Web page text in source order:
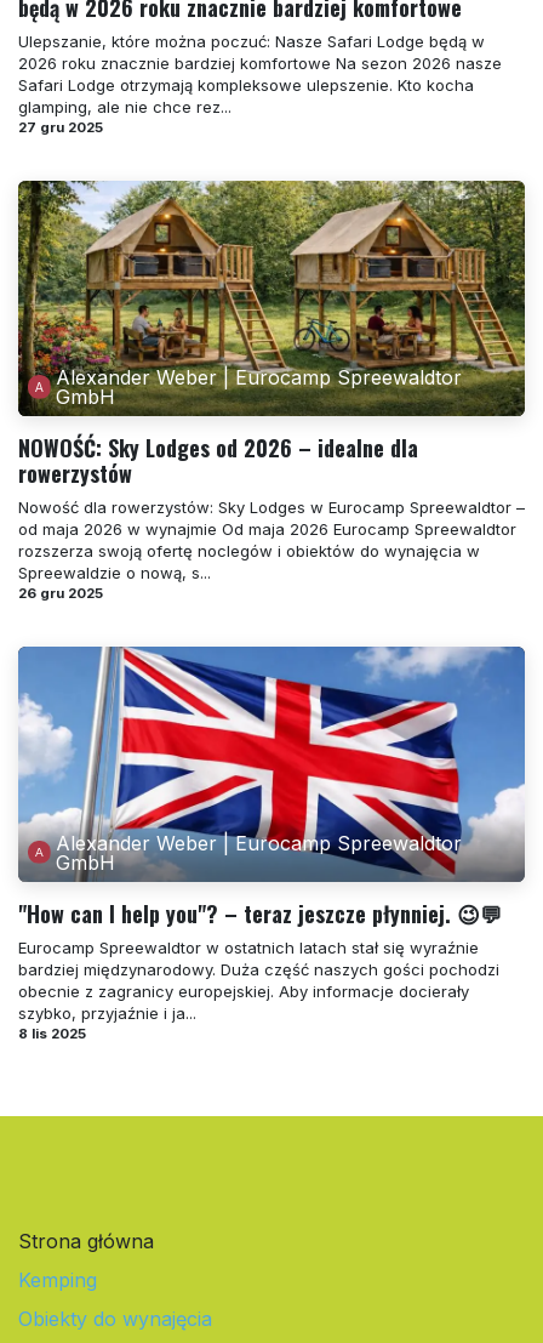
będą w 2026 roku znacznie bardziej komfortowe
Ulepszanie, które można poczuć: Nasze Safari Lodge będą w
2026 roku znacznie bardziej komfortowe Na sezon 2026 nasze
Safari Lodge otrzymają kompleksowe ulepszenie. Kto kocha
glamping, ale nie chce rez...
27 gru 2025
Alexander Weber | Eurocamp Spreewaldtor
GmbH
NOWOŚĆ: Sky Lodges od 2026 – idealne dla
rowerzystów
Nowość dla rowerzystów: Sky Lodges w Eurocamp Spreewaldtor –
od maja 2026 w wynajmie Od maja 2026 Eurocamp Spreewaldtor
rozszerza swoją ofertę noclegów i obiektów do wynajęcia w
Spreewaldzie o nową, s...
26 gru 2025
Alexander Weber | Eurocamp Spreewaldtor
GmbH
"How can I help you"? – teraz jeszcze płynniej. 😉💬
Eurocamp Spreewaldtor w ostatnich latach stał się wyraźnie
bardziej międzynarodowy. Duża część naszych gości pochodzi
obecnie z zagranicy europejskiej. Aby informacje docierały
szybko, przyjaźnie i ja...
8 lis 2025
Strona główna
Kemping
Obiekty do wynajęcia